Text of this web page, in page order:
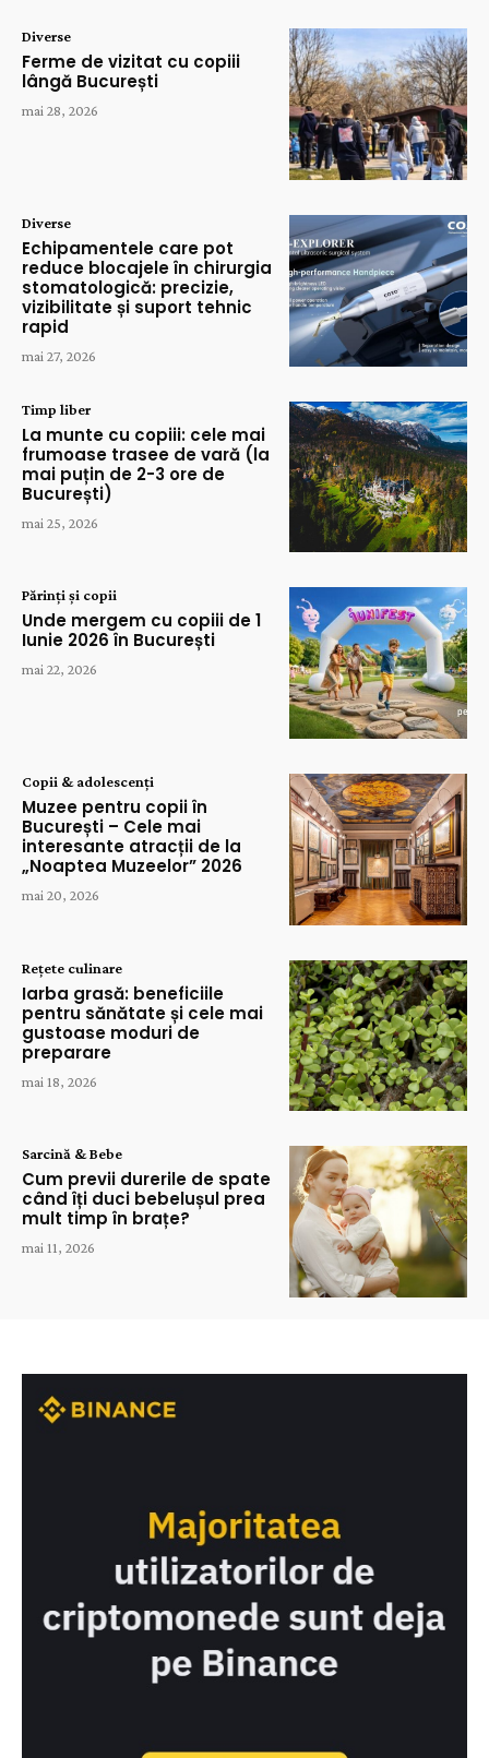
Diverse
Ferme de vizitat cu copiii
lângă București
mai 28, 2026
Diverse
Echipamentele care pot
reduce blocajele în chirurgia
stomatologică: precizie,
vizibilitate și suport tehnic
rapid
mai 27, 2026
Timp liber
La munte cu copiii: cele mai
frumoase trasee de vară (la
mai puțin de 2-3 ore de
București)
mai 25, 2026
Părinți și copii
Unde mergem cu copiii de 1
Iunie 2026 în București
mai 22, 2026
Copii & adolescenți
Muzee pentru copii în
București – Cele mai
interesante atracții de la
„Noaptea Muzeelor” 2026
mai 20, 2026
Rețete culinare
Iarba grasă: beneficiile
pentru sănătate și cele mai
gustoase moduri de
preparare
mai 18, 2026
Sarcină & Bebe
Cum previi durerile de spate
când îți duci bebelușul prea
mult timp în brațe?
mai 11, 2026